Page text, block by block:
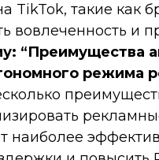
TikTok, такие как
вовлеченность и
“Преимущества
режима
наиболее